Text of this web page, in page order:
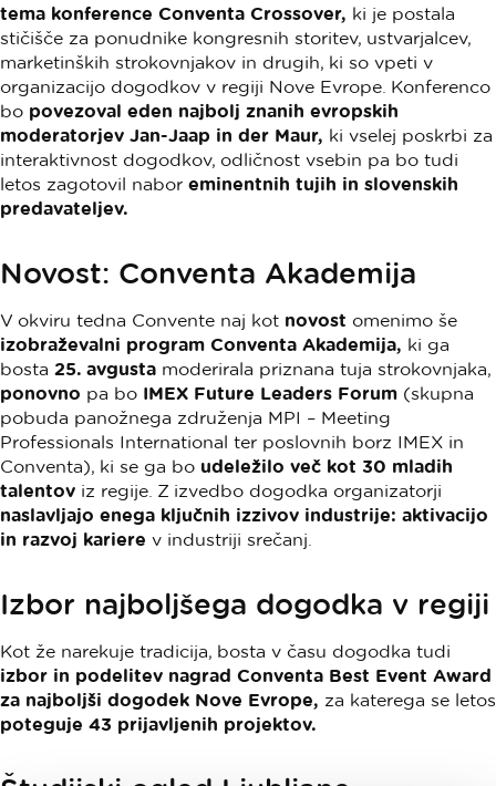
tema konference Conventa Crossover, ki je postala
stičišče za ponudnike kongresnih storitev, ustvarjalcev,
marketinških strokovnjakov in drugih, ki so vpeti v
organizacijo dogodkov v regiji Nove Evrope. Konferenco
bo povezoval eden najbolj znanih evropskih
moderatorjev Jan-Jaap in der Maur, ki vselej poskrbi za
interaktivnost dogodkov, odličnost vsebin pa bo tudi
letos zagotovil nabor eminentnih tujih in slovenskih
predavateljev.
Novost: Conventa Akademija
V okviru tedna Convente naj kot novost omenimo še
izobraževalni program Conventa Akademija, ki ga
bosta 25. avgusta moderirala priznana tuja strokovnjaka,
ponovno pa bo IMEX Future Leaders Forum (skupna
pobuda panožnega združenja MPI – Meeting
Professionals International ter poslovnih borz IMEX in
Conventa), ki se ga bo udeležilo več kot 30 mladih
talentov iz regije. Z izvedbo dogodka organizatorji
naslavljajo enega ključnih izzivov industrije: aktivacijo
in razvoj kariere v industriji srečanj.
Izbor najboljšega dogodka v regiji
Kot že narekuje tradicija, bosta v času dogodka tudi
izbor in podelitev nagrad Conventa Best Event Award
za najboljši dogodek Nove Evrope, za katerega se letos
poteguje 43 prijavljenih projektov.